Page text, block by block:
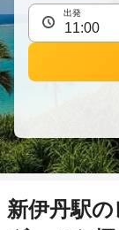
出発
新伊丹駅